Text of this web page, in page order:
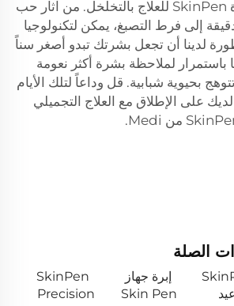
وصحية باستخدام أداة SkinPen للعلاج بالتخلخل. من آثار حب
إلى فرط التصبغ، يمكن لتكنولوجيا
لدينا أن تجعل بشرتك تبدو أصغر سناً
لملاحظة بشرة أكثر نعومة
بحيوية شبابية. قل وداعاً لتلك الأيام
على الإطلاق مع العلاج التجميلي
الصلة
إبرة جهاز
Skin Pen
SkinPen
Precision